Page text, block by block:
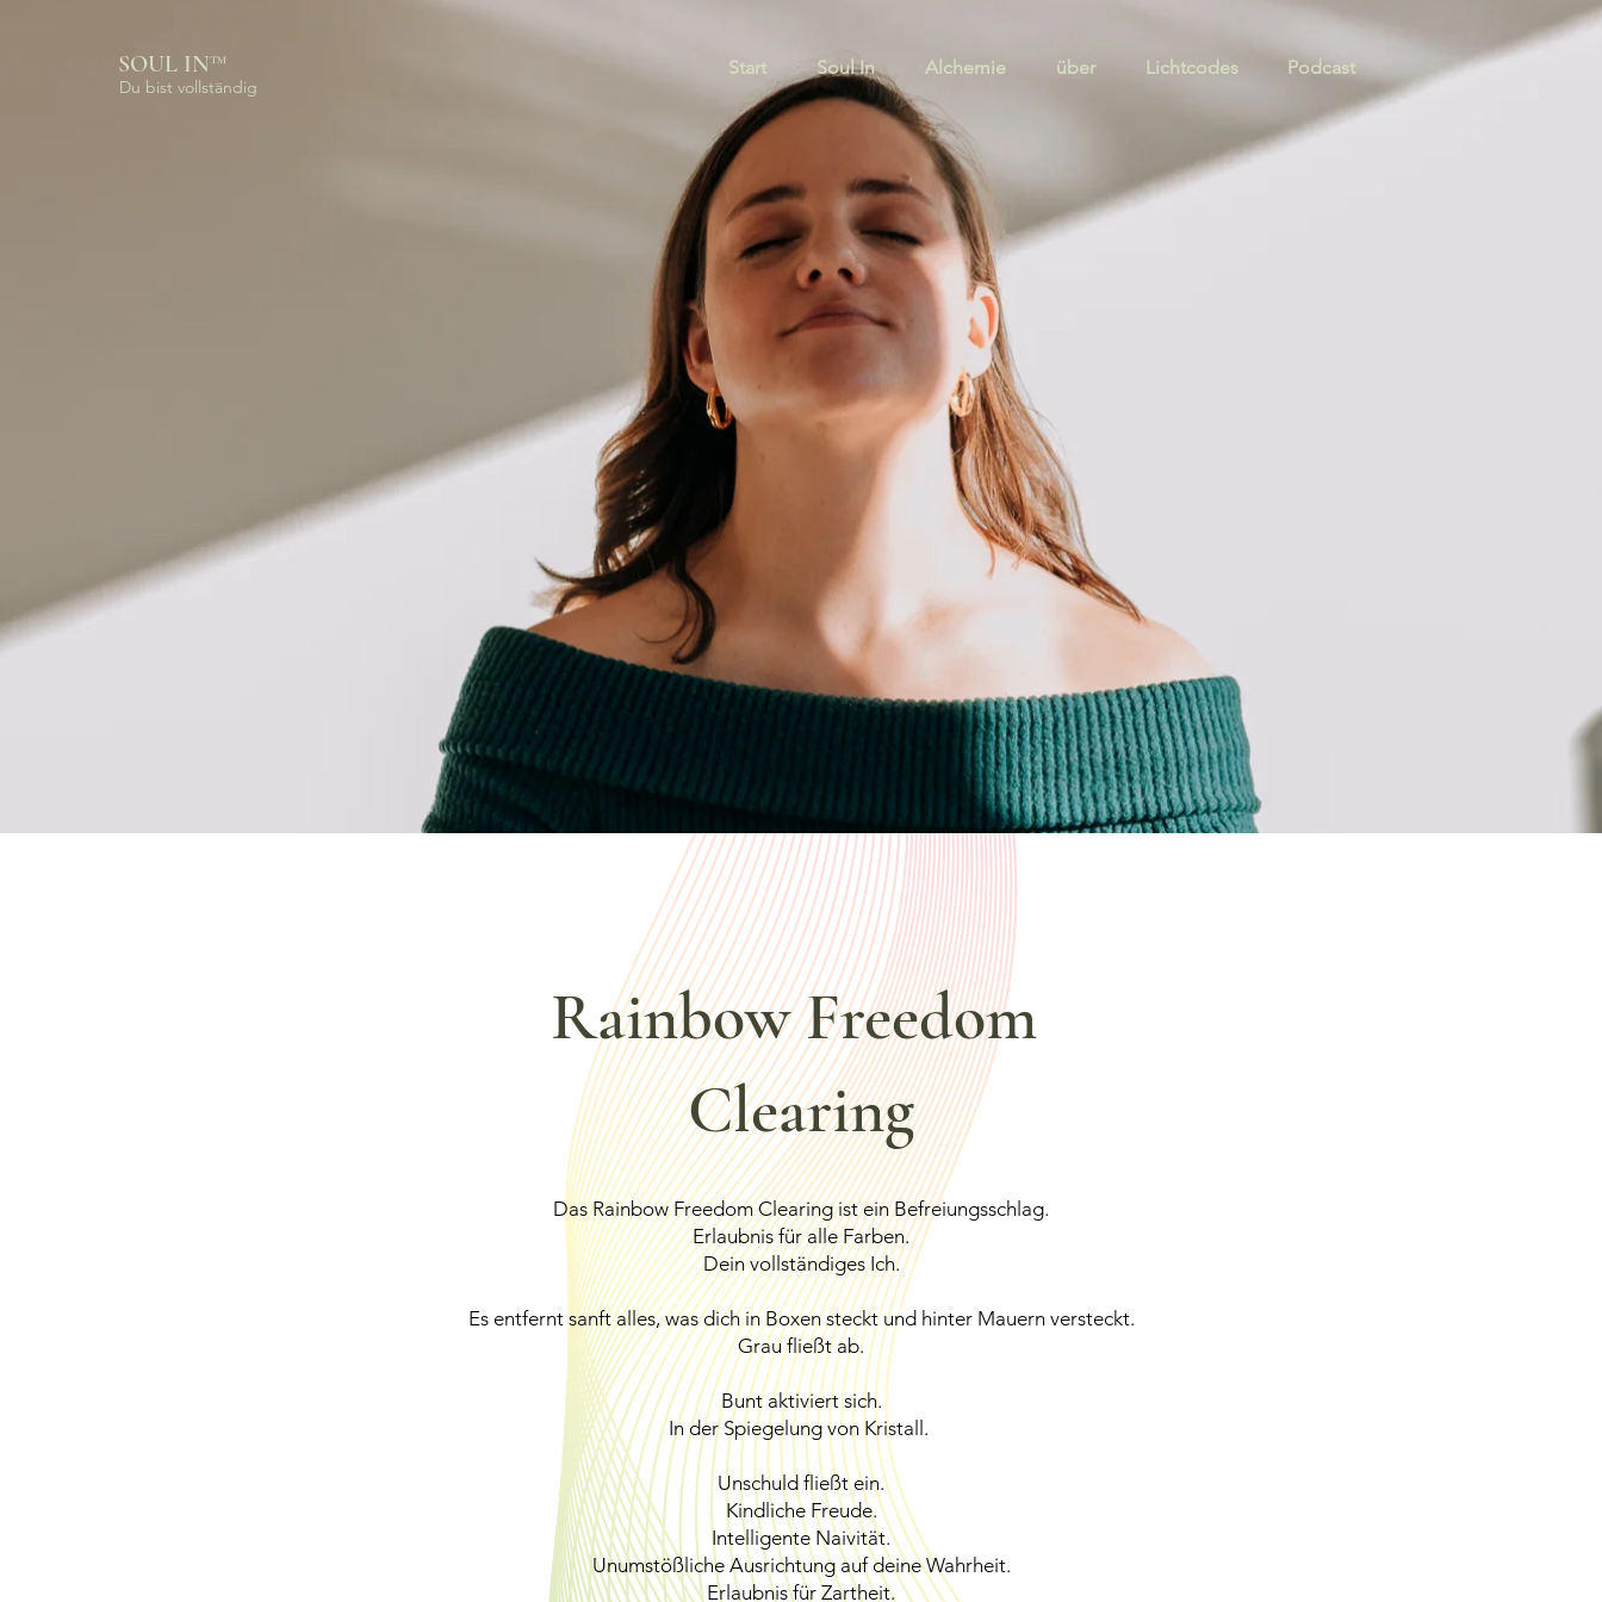
SOUL IN™
Du bist vollständig
Start Soul In Alchemie über Lichtcodes Podcast
Rainbow Freedom
Clearing
Das Rainbow Freedom Clearing ist ein Befreiungsschlag.
Erlaubnis für alle Farben.
Dein vollständiges Ich.
Es entfernt sanft alles, was dich in Boxen steckt und hinter Mauern versteckt.
Grau fließt ab.
Bunt aktiviert sich.
In der Spiegelung von Kristall.
Unschuld fließt ein.
Kindliche Freude.
Intelligente Naivität.
Unumstößliche Ausrichtung auf deine Wahrheit.
Erlaubnis für Zartheit.